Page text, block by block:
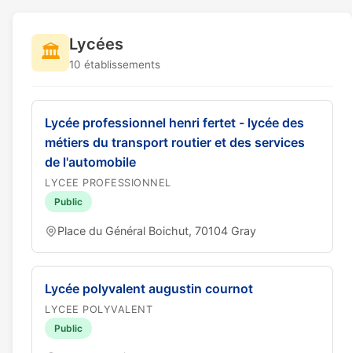
🏛️ Lycées
10 établissements
Lycée professionnel henri fertet - lycée des
métiers du transport routier et des services
de l'automobile
LYCEE PROFESSIONNEL
Public
Place du Général Boichut, 70104 Gray
Lycée polyvalent augustin cournot
LYCEE POLYVALENT
Public